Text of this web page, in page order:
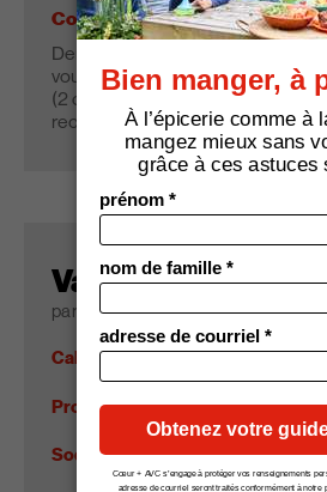
Conseil noº 2
Dent sucrée : Si vous enfants
vous pouvez remplacer la graine
(2 c. à table) de mini-pépites de
recette.
Valeur nutritive
part portion (1 portion)
Calories112
Protéines2 g
Sodium2 mg
Gras
Fibres